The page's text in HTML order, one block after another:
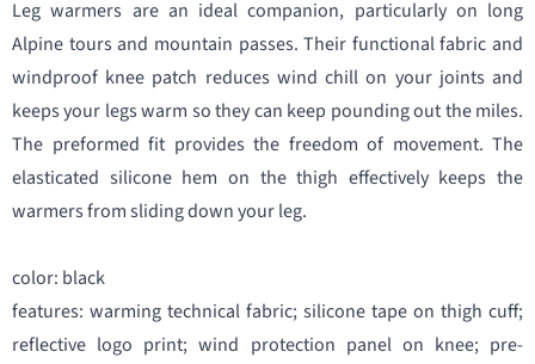
Leg warmers are an ideal companion, particularly on long
Alpine tours and mountain passes. Their functional fabric and
windproof knee patch reduces wind chill on your joints and
keeps your legs warm so they can keep pounding out the miles.
The preformed fit provides the freedom of movement. The
elasticated silicone hem on the thigh effectively keeps the
warmers from sliding down your leg.
color: black
features: warming technical fabric; silicone tape on thigh cuff;
reflective logo print; wind protection panel on knee; pre-